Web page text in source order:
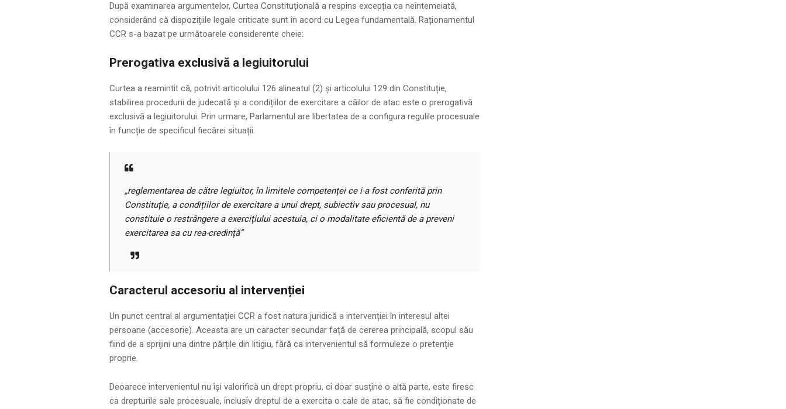
După examinarea argumentelor, Curtea Constituțională a respins excepția ca neîntemeiată,
considerând că dispozițiile legale criticate sunt în acord cu Legea fundamentală. Raționamentul
CCR s-a bazat pe următoarele considerente cheie:
Prerogativa exclusivă a legiuitorului
Curtea a reamintit că, potrivit articolului 126 alineatul (2) și articolului 129 din Constituție,
stabilirea procedurii de judecată și a condițiilor de exercitare a căilor de atac este o prerogativă
exclusivă a legiuitorului. Prin urmare, Parlamentul are libertatea de a configura regulile procesuale
în funcție de specificul fiecărei situații.
„reglementarea de către legiuitor, în limitele competenței ce i-a fost conferită prin
Constituție, a condițiilor de exercitare a unui drept, subiectiv sau procesual, nu
constituie o restrângere a exercițiului acestuia, ci o modalitate eficientă de a preveni
exercitarea sa cu rea-credință”
Caracterul accesoriu al intervenției
Un punct central al argumentației CCR a fost natura juridică a intervenției în interesul altei
persoane (accesorie). Aceasta are un caracter secundar față de cererea principală, scopul său
fiind de a sprijini una dintre părțile din litigiu, fără ca intervenientul să formuleze o pretenție
proprie.
Deoarece intervenientul nu își valorifică un drept propriu, ci doar susține o altă parte, este firesc
ca drepturile sale procesuale, inclusiv dreptul de a exercita o cale de atac, să fie condiționate de